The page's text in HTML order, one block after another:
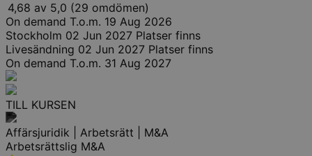
4,68 av 5,0 (29 omdömen)
On demand T.o.m. 19 Aug 2026
Stockholm 02 Jun 2027 Platser finns
Livesändning 02 Jun 2027 Platser finns
On demand T.o.m. 31 Aug 2027
TILL KURSEN
Affärsjuridik | Arbetsrätt | M&A
Arbetsrättslig M&A